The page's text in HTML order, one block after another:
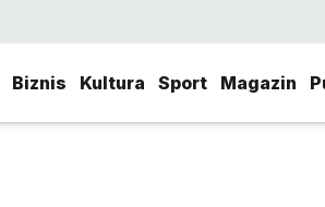
Biznis Kultura Sport Magazin